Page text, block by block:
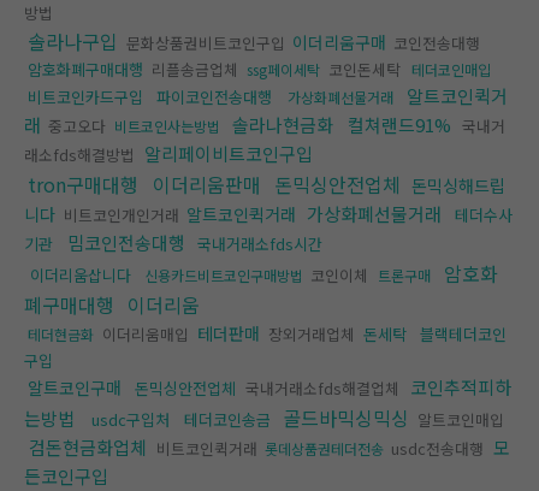
방법
솔라나구입 문화상품권비트코인구입 이더리움구매 코인전송대행
암호화폐구매대행 리플송금업체 ssg페이세탁 코인돈세탁 테더코인매입
비트코인카드구입 파이코인전송대행 가상화폐선물거래
알트코인퀵거
래 중고오다 비트코인사는방법 솔라나현금화 컬쳐랜드91% 국내거
래소fds해결방법 알리페이비트코인구입
tron구매대행 이더리움판매 돈믹싱안전업체 돈믹싱해드립
니다 비트코인개인거래 알트코인퀵거래 가상화폐선물거래
테더수사
기관
밈코인전송대행
국내거래소fds시간
이더리움삽니다
신용카드비트코인구매방법 코인이체 트론구매
암호화
폐구매대행 이더리움
테더현금화 이더리움매입 테더판매 장외거래업체 돈세탁 블랙테더코인
구입
알트코인구매 돈믹싱안전업체 국내거래소fds해결업체
코인추적피하
는방법
usdc구입처 테더코인송금 골드바믹싱믹싱 알트코인매입
검돈현금화업체 비트코인퀵거래 롯데상품권테더전송 usdc전송대행 모
든코인구입